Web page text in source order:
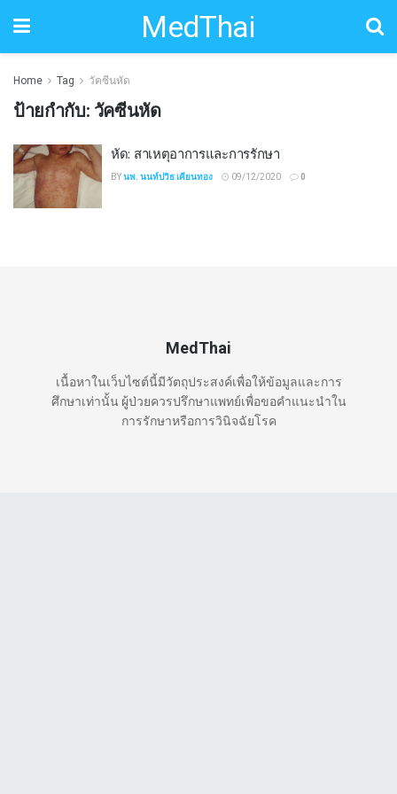
MedThai
Home Tag วัคซีนหัด
ป้ายกำกับ: วัคซีนหัด
หัด: สาเหตุอาการและการรักษา
BYนพ. นนท์ปวิธ เคียนทอง 09/12/2020 0
MedThai
เนื้อหาในเว็บไซต์นี้มีวัตถุประสงค์เพื่อให้ข้อมูลและการ
ศึกษาเท่านั้น ผู้ป่วยควรปรึกษาแพทย์เพื่อขอคำแนะนำใน
การรักษาหรือการวินิจฉัยโรค